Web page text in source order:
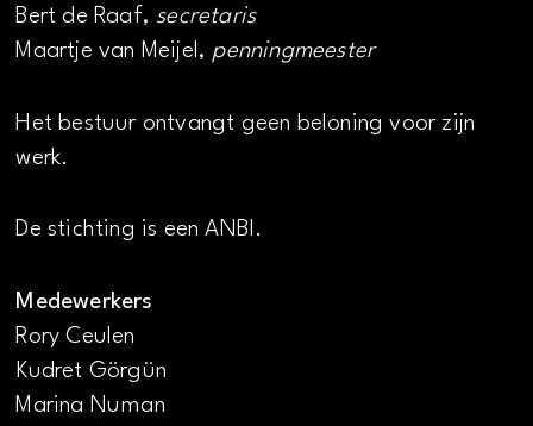
Bert de Raaf, secretaris
Maartje van Meijel, penningmeester
Het bestuur ontvangt geen beloning voor zijn
werk.
De stichting is een ANBI.
Medewerkers
Rory Ceulen
Kudret Görgün
Marina Numan